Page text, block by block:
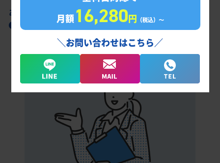
あなただけの学習計画だから成果が出る！
大垣東高校合格に向けた受験対策カリキュラ
月額16,280円 （税込）〜
＼お問い合わせはこちら／